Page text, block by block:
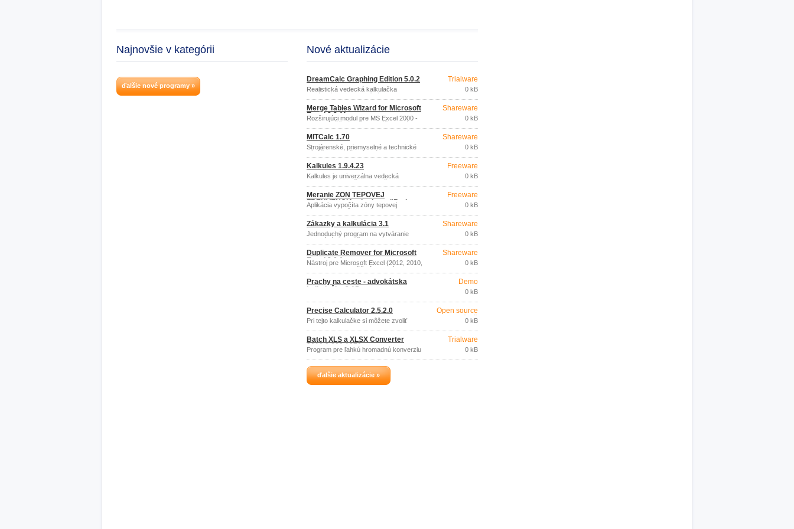
Najnovšie v kategórii
ďalšie nové programy »
Nové aktualizácie
DreamCalc Graphing Edition 5.0.2
Realistická vedecká kalkulačka
ponúkajúca rozsiahlu škálu
matematických, vedeckých a
štatistických funkcií, 80 typov konverziu
medzi jednotkami, cez 630 hodnôt
fyzikálnych konštánt, tlač grafického
priebehu ľubovoľných funkcií a ďalšie.
Trialware
0 kB
Merge Tables Wizard for Microsoft
Excel 3.3.11
Rozširujúci modul pre MS Excel 2000 -
2013 umožňujúci rýchle zlúčenie dát z
dvoch tabuliek do jednej, podľa zhody
hodnôt vo vybraných stĺpcoch.
Shareware
0 kB
MITCalc 1.70
Strojárenské, priemyselné a technické
výpočty pre každodennú prax.
Shareware
0 kB
Kalkules 1.9.4.23
Kalkules je univerzálna vedecká
freeware kalkulačka s množstvom
netradičných funkcií, ktorú využijú najmä
študenti stredných a vysokých škôl.
Freeware
0 kB
Meranie ZÓN TEPOVEJ
FREKVENCIA a hodnoty "Body
Mass Index" 1.0.1.0
Aplikácia vypočíta zóny tepovej
frekvencie pri športe.
Freeware
0 kB
Zákazky a kalkulácia 3.1
Jednoduchý program na vytváranie
kalkulácií a ich tlač.
Shareware
0 kB
Duplicate Remover for Microsoft
Excel 3.0.1
Nástroj pre Microsoft Excel (2012, 2010,
2007, 2003), umožňujúci ľahké
vyhľadanie a odstránenie duplicít zo
zošitov alebo nájdenie unikátnych údajov.
Shareware
0 kB
Prachy na ceste - advokátska
kalkulačka 3.15
Demo
0 kB
Precise Calculator 2.5.2.0
Pri tejto kalkulačke si môžete zvoliť
Open source
(gpl)
0 kB
Batch XLS a XLSX Converter
2010.2.809.1270
Program pre ľahkú hromadnú konverziu
formátu Excel 2007 (XLSX) a opačne.
Trialware
0 kB
ďalšie aktualizácie »